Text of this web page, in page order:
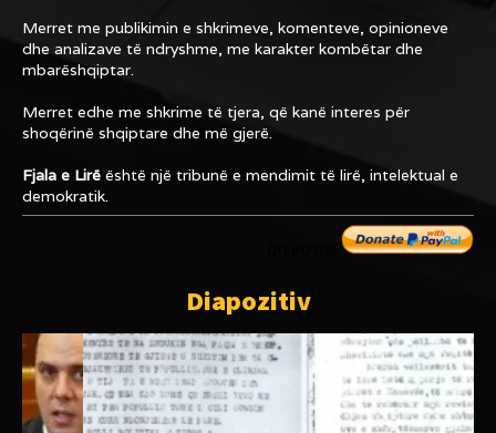
Merret me publikimin e shkrimeve, komenteve, opinioneve
dhe analizave të ndryshme, me karakter kombëtar dhe
mbarëshqiptar.
Merret edhe me shkrime të tjera, që kanë interes për
shoqërinë shqiptare dhe më gjerë.
Fjala e Lirë është një tribunë e mendimit të lirë, intelektual e
demokratik.
Diapozitiv